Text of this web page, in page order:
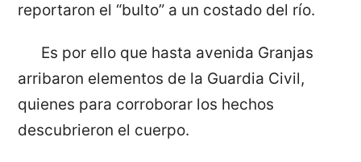
reportaron el “bulto” a un costado del río.
Es por ello que hasta avenida Granjas
arribaron elementos de la Guardia Civil,
quienes para corroborar los hechos
descubrieron el cuerpo.